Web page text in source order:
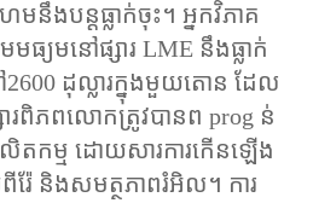
ម​នឹងបន្តធ្លាក់ចុះ។ អ្នកវិភាគ​
មធ្យមនៅ​ផ្សារ LME នឹងធ្លាក់
2600 ដុល្លារ​ក្នុងមួយតោន ដែល
ារ​ពិភពលោក​ត្រូវបាន​ព prog ន់
កម្ម ដោយសារ​ការកើនឡើង​
ែ និងសមត្ថភាព​រំអិល។ ការ